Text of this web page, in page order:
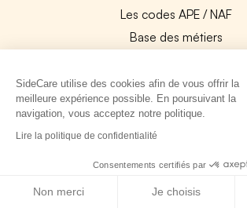
Les codes APE / NAF
Base des métiers
Le PMSS par année
Bureaux CPAM
Les codes CCAM
Tops assurances par secteur
Réseaux de soins
SideCare utilise des cookies afin de vous offrir la
meilleure expérience possible. En poursuivant la
navigation, vous acceptez notre politique.
Lire la politique de confidentialité
Consentements certifiés par
Non merci Je choisis